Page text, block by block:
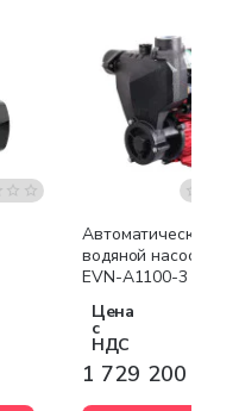
Автоматический
водяной насос EPA
EVN-A1100-3
Цена
с
НДС
1 729 200 сум